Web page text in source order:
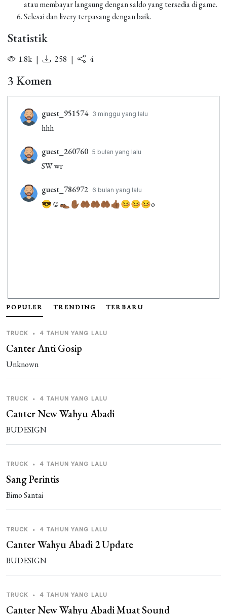
atau membayar langsung dengan saldo yang tersedia di game.
Selesai dan livery terpasang dengan baik.
Statistik
1.8k | 258 | 4
3 Komen
guest_951574 3 minggu yang lalu
hhh
guest_260760 5 bulan yang lalu
SW wr
guest_786972 6 bulan yang lalu
😎☺️👞✋🏾🤲🏾🤲🏾🤲🏾👍🏾🤒🤒🤒o
POPULER TRENDING TERBARU
TRUCK • 4 TAHUN YANG LALU
Canter Anti Gosip
Unknown
TRUCK • 4 TAHUN YANG LALU
Canter New Wahyu Abadi
BUDESIGN
TRUCK • 4 TAHUN YANG LALU
Sang Perintis
Bimo Santai
TRUCK • 4 TAHUN YANG LALU
Canter Wahyu Abadi 2 Update
BUDESIGN
TRUCK • 4 TAHUN YANG LALU
Canter New Wahyu Abadi Muat Sound